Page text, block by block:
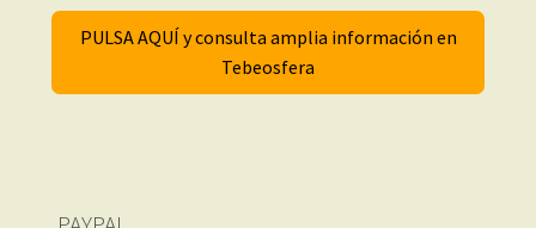
PULSA AQUÍ y consulta amplia información en
Tebeosfera